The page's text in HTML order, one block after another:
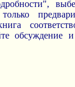
обсуждение